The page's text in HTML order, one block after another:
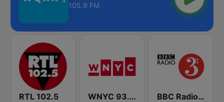
105.9 FM
RTL 102.5 WNYC 93.9 FM BBC Radio 3